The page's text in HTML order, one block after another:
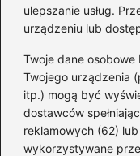
ulepszanie usług.
urządzeniu lub
Twoje dane
Twojego urządzenia
itp.) mogą być
dostawców
reklamowych (62)
wykorzystywane
Dieta i kalorie
Fitness(236)
Siłownia(101)